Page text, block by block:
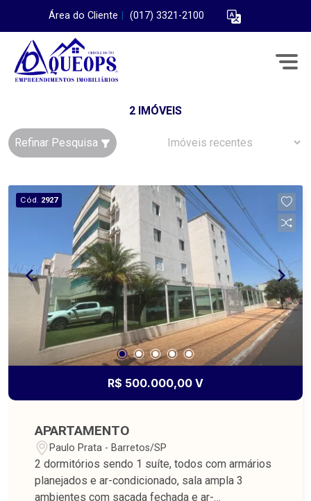
Área do Cliente (017) 3321-2100
2 IMÓVEIS
Refinar Pesquisa
Cód. 2927
R$ 500.000,00 V
APARTAMENTO
Paulo Prata - Barretos/SP
2 dormitórios sendo 1 suíte, todos com armários
planejados e ar-condicionado, sala ampla 3
ambientes com sacada fechada e ar-